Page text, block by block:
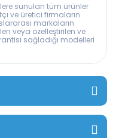
sunulan tüm ürünler
ve üretici firmaların
markaların
veya özelleştirilen ve
sağladığı modelleri